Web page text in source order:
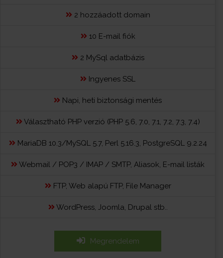
2 hozzáadott domain
10 E-mail fiók
2 MySql adatbázis
Ingyenes SSL
Napi, heti biztonsági mentés
Választható PHP verzió (PHP 5.6, 7.0, 7.1, 7.2, 7.3, 7.4)
MariaDB 10.3/MySQL 5.7, Perl 5.16.3, PostgreSQL 9.2.24
Webmail / POP3 / IMAP / SMTP, Aliasok, E-mail listák
FTP, Web alapú FTP, File Manager
WordPress, Joomla, Drupal stb..
Megrendelem